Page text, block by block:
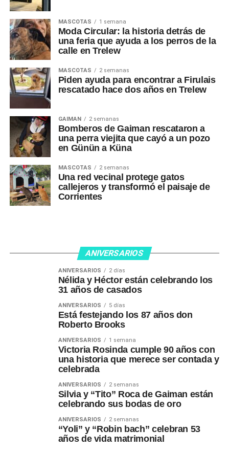
MASCOTAS 1 semana
Moda Circular: la historia detrás de
una feria que ayuda a los perros de la
calle en Trelew
MASCOTAS 2 semanas
Piden ayuda para encontrar a Firulais
rescatado hace dos años en Trelew
GAIMAN 2 semanas
Bomberos de Gaiman rescataron a
una perra viejita que cayó a un pozo
en Günün a Küna
MASCOTAS 2 semanas
Una red vecinal protege gatos
callejeros y transformó el paisaje de
Corrientes
ANIVERSARIOS
ANIVERSARIOS 2 días
Nélida y Héctor están celebrando los
31 años de casados
ANIVERSARIOS 5 días
Está festejando los 87 años don
Roberto Brooks
ANIVERSARIOS 1 semana
Victoria Rosinda cumple 90 años con
una historia que merece ser contada y
celebrada
ANIVERSARIOS 2 semanas
Silvia y “Tito” Roca de Gaiman están
celebrando sus bodas de oro
ANIVERSARIOS 2 semanas
“Yoli” y “Robin bach” celebran 53
años de vida matrimonial